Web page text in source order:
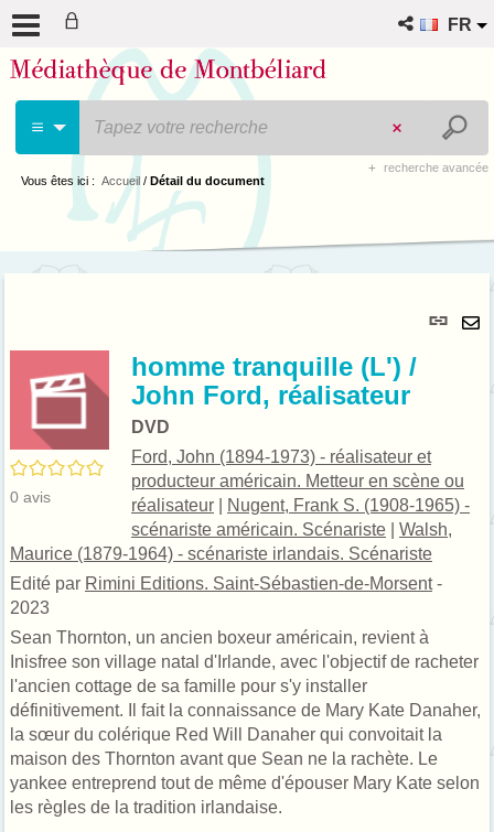
FR
recherche avancée
Vous êtes ici : Accueil / Détail du document
/5
0 avis
homme tranquille (L') /
John Ford, réalisateur
DVD
Ford, John (1894-1973) - réalisateur et
producteur américain. Metteur en scène ou
réalisateur
Nugent, Frank S. (1908-1965) -
scénariste américain. Scénariste
Walsh,
Maurice (1879-1964) - scénariste irlandais. Scénariste
Edité par Rimini Editions. Saint-Sébastien-de-Morsent-
2023
Sean Thornton, un ancien boxeur américain, revient à
Inisfree son village natal d'Irlande, avec l'objectif de racheter
l'ancien cottage de sa famille pour s'y installer
définitivement. Il fait la connaissance de Mary Kate Danaher,
la sœur du colérique Red Will Danaher qui convoitait la
maison des Thornton avant que Sean ne la rachète. Le
yankee entreprend tout de même d'épouser Mary Kate selon
les règles de la tradition irlandaise.